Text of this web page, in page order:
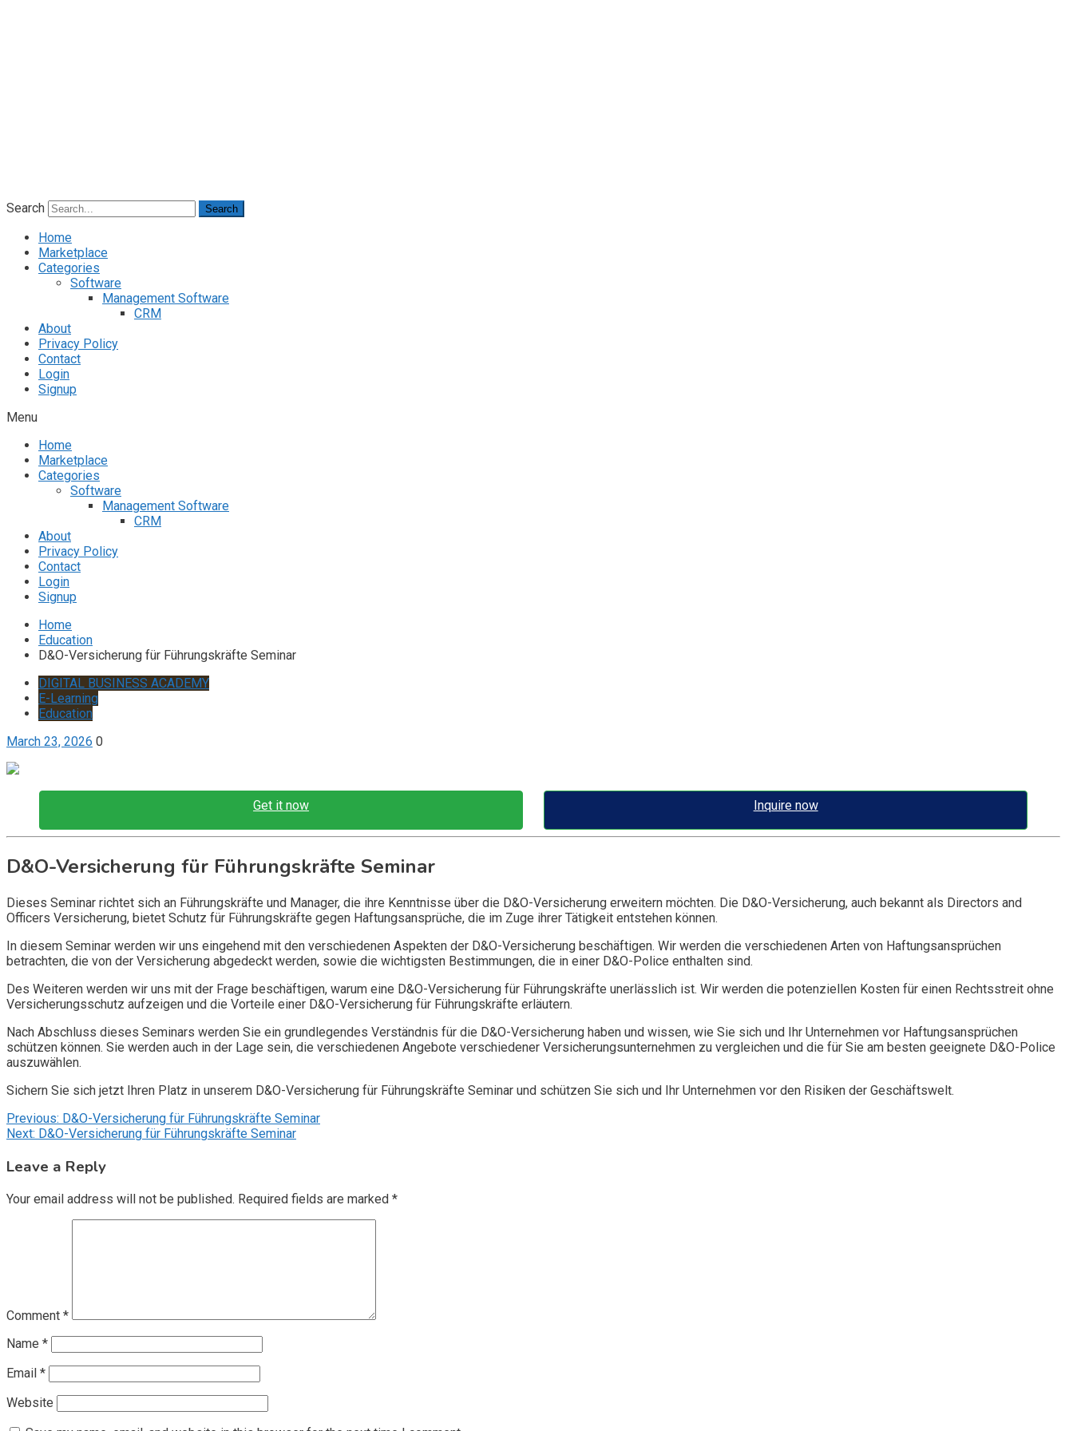
Search Search
Home
Marketplace
Categories
Software
Management Software
CRM
About
Privacy Policy
Contact
Login
Signup
Menu
Home
Marketplace
Categories
Software
Management Software
CRM
About
Privacy Policy
Contact
Login
Signup
Home
Education
D&O-Versicherung für Führungskräfte Seminar
DIGITAL BUSINESS ACADEMY
E-Learning
Education
March 23, 2026 0
Get it now Inquire now
D&O-Versicherung für Führungskräfte Seminar
Dieses Seminar richtet sich an Führungskräfte und Manager, die ihre Kenntnisse über die D&O-Versicherung erweitern möchten. Die D&O-Versicherung, auch bekannt als Directors and
Officers Versicherung, bietet Schutz für Führungskräfte gegen Haftungsansprüche, die im Zuge ihrer Tätigkeit entstehen können.
In diesem Seminar werden wir uns eingehend mit den verschiedenen Aspekten der D&O-Versicherung beschäftigen. Wir werden die verschiedenen Arten von Haftungsansprüchen
betrachten, die von der Versicherung abgedeckt werden, sowie die wichtigsten Bestimmungen, die in einer D&O-Police enthalten sind.
Des Weiteren werden wir uns mit der Frage beschäftigen, warum eine D&O-Versicherung für Führungskräfte unerlässlich ist. Wir werden die potenziellen Kosten für einen Rechtsstreit ohne
Versicherungsschutz aufzeigen und die Vorteile einer D&O-Versicherung für Führungskräfte erläutern.
Nach Abschluss dieses Seminars werden Sie ein grundlegendes Verständnis für die D&O-Versicherung haben und wissen, wie Sie sich und Ihr Unternehmen vor Haftungsansprüchen
schützen können. Sie werden auch in der Lage sein, die verschiedenen Angebote verschiedener Versicherungsunternehmen zu vergleichen und die für Sie am besten geeignete D&O-Police
auszuwählen.
Sichern Sie sich jetzt Ihren Platz in unserem D&O-Versicherung für Führungskräfte Seminar und schützen Sie sich und Ihr Unternehmen vor den Risiken der Geschäftswelt.
Post
navigation
Previous: D&O-Versicherung für Führungskräfte Seminar
Next: D&O-Versicherung für Führungskräfte Seminar
Leave a Reply
Your email address will not be published. Required fields are marked *
Comment *
Name *
Email *
Website